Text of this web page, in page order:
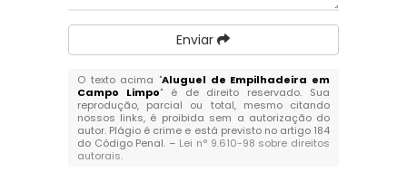
Enviar
O texto acima "Aluguel de Empilhadeira em
Campo Limpo" é de direito reservado. Sua
reprodução, parcial ou total, mesmo citando
nossos links, é proibida sem a autorização do
autor. Plágio é crime e está previsto no artigo 184
do Código Penal. – Lei n° 9.610-98 sobre direitos
autorais.